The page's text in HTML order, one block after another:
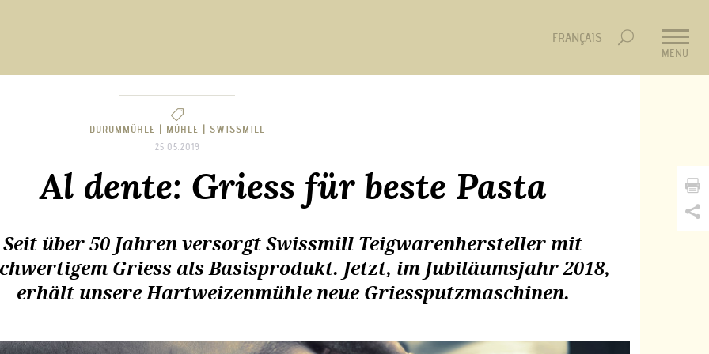
FRANÇAIS
MENU
DURUMMÜHLE | MÜHLE | SWISSMILL
25.05.2019
Al dente: Griess für beste Pasta
Seit über 50 Jahren versorgt Swissmill Teigwarenhersteller mit
Griess als Basisprodukt. Jetzt, im Jubiläumsjahr 2018,
erhält unsere Hartweizenmühle neue Griessputzmaschinen.